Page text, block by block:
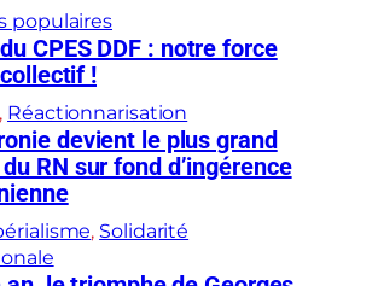
populaires
CPES DDF : notre force
!
, Réactionnarisation
devient le plus grand
RN sur fond d’ingérence
, Solidarité